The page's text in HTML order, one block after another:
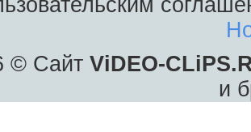
© Сайт ViDEO-
и